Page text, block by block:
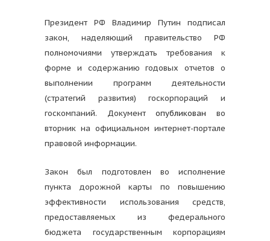
Президент РФ Владимир Путин подписал
закон, наделяющий правительство РФ
полномочиями утверждать требования к
форме и содержанию годовых отчетов о
выполнении программ деятельности
(стратегий развития) госкорпораций и
госкомпаний. Документопубликован во
вторник на официальном интернет-портале
правовой информации.
Закон был подготовлен во исполнение
пункта дорожной карты по повышению
эффективности использования средств,
предоставляемых из федерального
бюджета государственным корпорациям